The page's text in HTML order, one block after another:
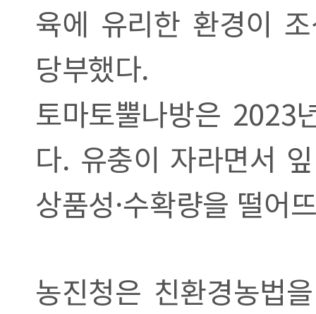
육에 유리한 환경이
당부했다.
토마토뿔나방은 2023
다. 유충이 자라면서
상품성·수확량을 떨어
농진청은 친환경농법